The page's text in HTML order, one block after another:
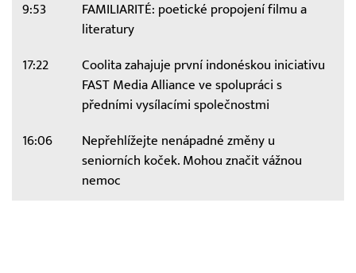
9:53
FAMILIARITÉ: poetické propojení filmu a
literatury
17:22
Coolita zahajuje první indonéskou iniciativu
FAST Media Alliance ve spolupráci s
předními vysílacími společnostmi
16:06
Nepřehlížejte nenápadné změny u
seniorních koček. Mohou značit vážnou
nemoc